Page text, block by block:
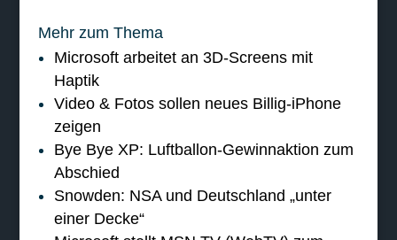
Mehr zum Thema
Microsoft arbeitet an 3D-Screens mit
Haptik
Video & Fotos sollen neues Billig-iPhone
zeigen
Bye Bye XP: Luftballon-Gewinnaktion zum
Abschied
Snowden: NSA und Deutschland „unter
einer Decke“